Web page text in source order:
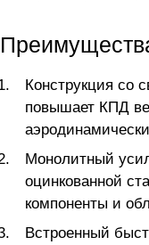
Конструкция со
повышает КПД
Монолитный
оцинкованной
компоненты и
Встроенный